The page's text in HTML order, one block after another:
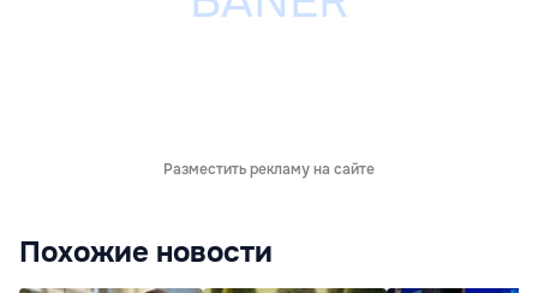
Разместить рекламу на сайте
Похожие новости